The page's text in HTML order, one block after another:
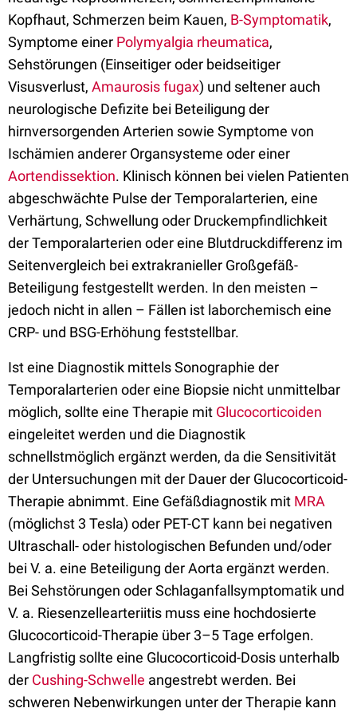
Kopfhaut, Schmerzen beim Kauen, B-Symptomatik,
Symptome einer Polymyalgia rheumatica,
Sehstörungen (Einseitiger oder beidseitiger
Visusverlust, Amaurosis fugax) und seltener auch
neurologische Defizite bei Beteiligung der
hirnversorgenden Arterien sowie Symptome von
Ischämien anderer Organsysteme oder einer
Aortendissektion. Klinisch können bei vielen Patienten
abgeschwächte Pulse der Temporalarterien, eine
Verhärtung, Schwellung oder Druckempfindlichkeit
der Temporalarterien oder eine Blutdruckdifferenz im
Seitenvergleich bei extrakranieller Großgefäß-
Beteiligung festgestellt werden. In den meisten –
jedoch nicht in allen – Fällen ist laborchemisch eine
CRP- und BSG-Erhöhung feststellbar.
Ist eine Diagnostik mittels Sonographie der
Temporalarterien oder eine Biopsie nicht unmittelbar
möglich, sollte eine Therapie mit Glucocorticoiden
eingeleitet werden und die Diagnostik
schnellstmöglich ergänzt werden, da die Sensitivität
der Untersuchungen mit der Dauer der Glucocorticoid-
Therapie abnimmt. Eine Gefäßdiagnostik mit MRA
(möglichst 3 Tesla) oder PET-CT kann bei negativen
Ultraschall- oder histologischen Befunden und/oder
bei V. a. eine Beteiligung der Aorta ergänzt werden.
Bei Sehstörungen oder Schlaganfallsymptomatik und
V. a. Riesenzellearteriitis muss eine hochdosierte
Glucocorticoid-Therapie über 3–5 Tage erfolgen.
Langfristig sollte eine Glucocorticoid-Dosis unterhalb
der Cushing-Schwelle angestrebt werden. Bei
schweren Nebenwirkungen unter der Therapie kann